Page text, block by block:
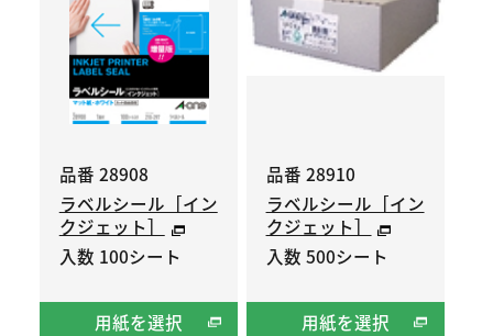
品番 28908
ラベルシール［イン
クジェット］
入数 100シート
用紙を選択
品番 28910
ラベルシール［イン
クジェット］
入数 500シート
用紙を選択